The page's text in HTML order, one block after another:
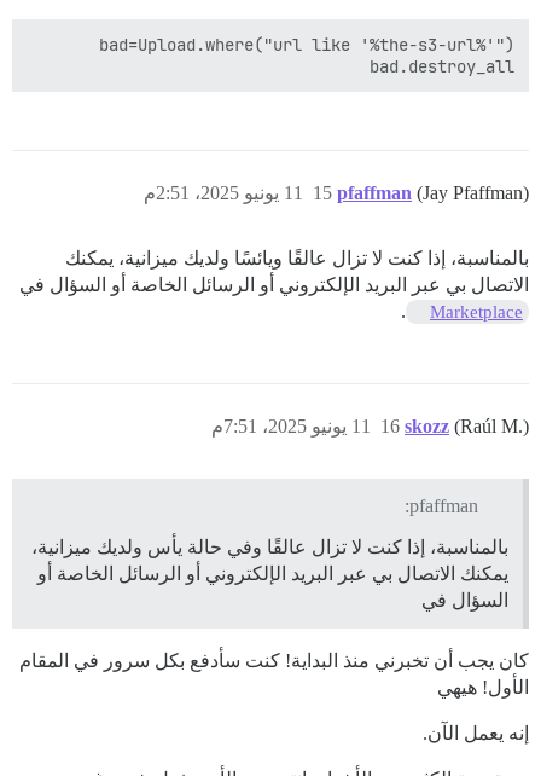
bad.destroy_all
pfaffman (Jay Pfaffman) 11 يونيو 2025، 2:51م 15
بالمناسبة، إذا كنت لا تزال عالقًا ويائسًا ولديك ميزانية، يمكنك
الاتصال بي عبر البريد الإلكتروني أو الرسائل الخاصة أو السؤال في
Marketplace
.
skozz (Raúl M.) 11 يونيو 2025، 7:51م 16
pfaffman:
بالمناسبة، إذا كنت لا تزال عالقًا وفي حالة يأس ولديك ميزانية،
يمكنك الاتصال بي عبر البريد الإلكتروني أو الرسائل الخاصة أو
السؤال في
كان يجب أن تخبرني منذ البداية! كنت سأدفع بكل سرور في المقام
الأول! هيهي
إنه يعمل الآن.